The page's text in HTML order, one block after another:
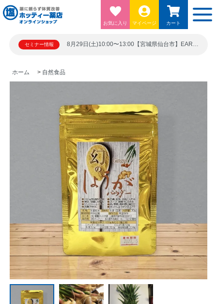
お気に入り マイページ カート
セミナー情報 8月29日(土)10:00〜13:00【宮城県仙台市】EARTH BLUE 仙台勾当台ビル5階シード21 宮城県仙台市青葉区上杉１丁目６－１０
ホーム > 自然食品